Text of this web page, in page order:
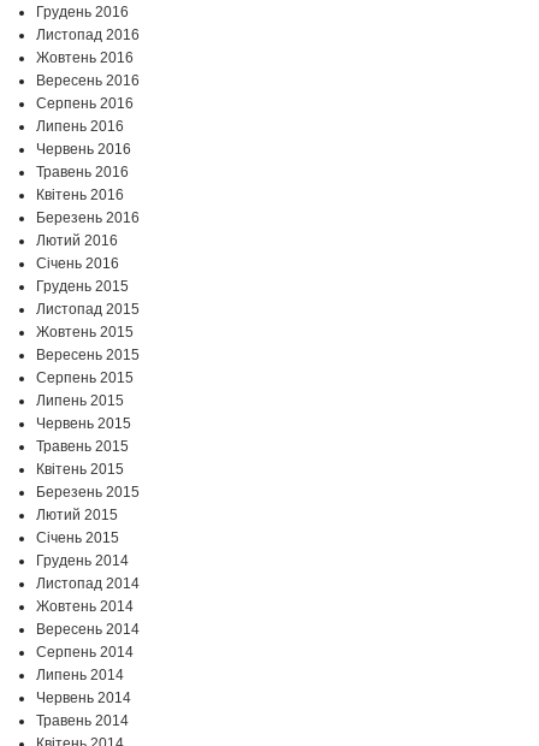
Грудень 2016
Листопад 2016
Жовтень 2016
Вересень 2016
Серпень 2016
Липень 2016
Червень 2016
Травень 2016
Квітень 2016
Березень 2016
Лютий 2016
Січень 2016
Грудень 2015
Листопад 2015
Жовтень 2015
Вересень 2015
Серпень 2015
Липень 2015
Червень 2015
Травень 2015
Квітень 2015
Березень 2015
Лютий 2015
Січень 2015
Грудень 2014
Листопад 2014
Жовтень 2014
Вересень 2014
Серпень 2014
Липень 2014
Червень 2014
Травень 2014